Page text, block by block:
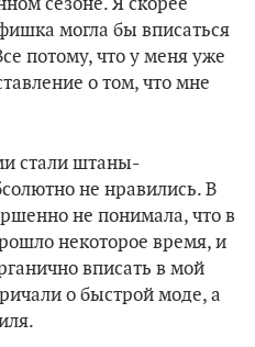
сезоне. Я скорее
могла бы вписаться
потому, что у меня уже
о том, что мне
стали штаны-
не нравились. В
не понимала, что в
некоторое время, и
вписать в мой
о быстрой моде, а